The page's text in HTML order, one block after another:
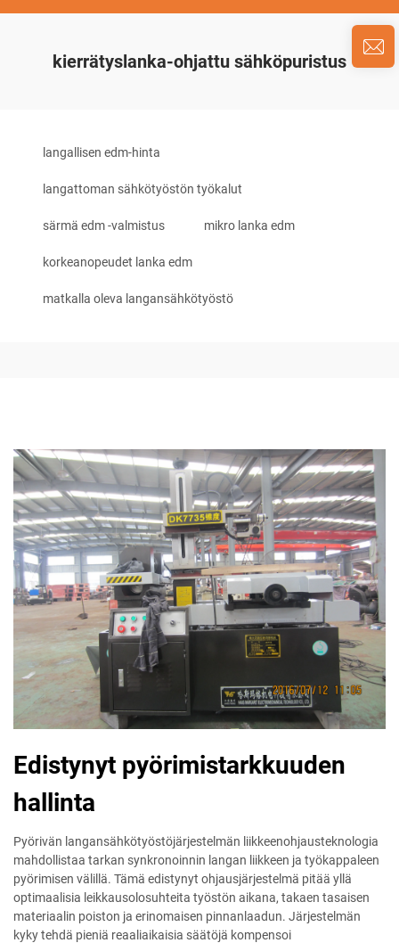
kierrätyslanka-ohjattu sähköpuristus
langallisen edm-hinta
langattoman sähkötyöstön työkalut
särmä edm -valmistus mikro lanka edm
korkeanopeudet lanka edm
matkalla oleva langansähkötyöstö
Edistynyt pyörimistarkkuuden
hallinta
Pyörivän langansähkötyöstöjärjestelmän liikkeenohjausteknologia
mahdollistaa tarkan synkronoinnin langan liikkeen ja työkappaleen
pyörimisen välillä. Tämä edistynyt ohjausjärjestelmä pitää yllä
optimaalisia leikkausolosuhteita työstön aikana, takaen tasaisen
materiaalin poiston ja erinomaisen pinnanlaadun. Järjestelmän
kyky tehdä pieniä reaaliaikaisia säätöjä kompensoi